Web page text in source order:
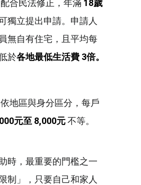
合民法修正，年滿 18歲
獨立提出申請。申請人
無自有住宅，且平均每
於各地最低生活費 3倍。
地區與身分區分，每戶
元至 8,000元不等。
時，最重要的門檻之一
制」，只要自己和家人